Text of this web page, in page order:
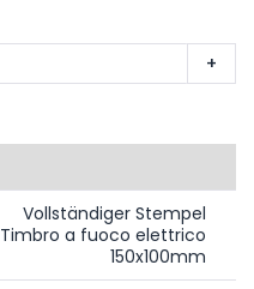
+
Vollständiger Stempel
Timbro a fuoco elettrico
150x100mm